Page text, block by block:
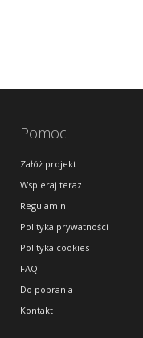
Pomoc
Załóż projekt
Wspieraj teraz
Regulamin
Polityka prywatności
Polityka cookies
FAQ
Do pobrania
Kontakt